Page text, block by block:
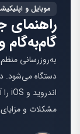
موبایل و
راهنمای
به‌روزرسانی
دستگاه می‌شود.
مشکلات و